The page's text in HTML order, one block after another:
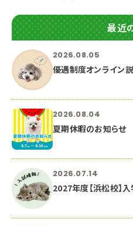
最近
2026.08.05
優遇制度オンライン
2026.08.04
夏期休暇のお知らせ
2026.07.14
2027年度【浜松校】